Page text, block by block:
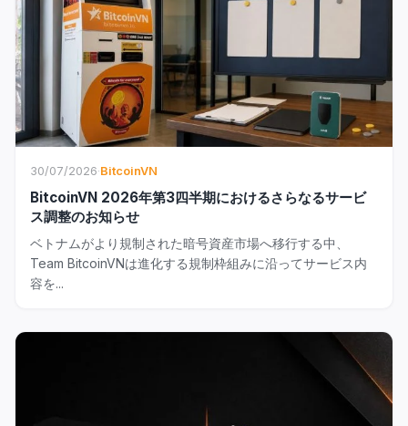
30/07/2026·BitcoinVN
BitcoinVN 2026年第3四半期におけるさらなるサービ
ス調整のお知らせ
ベトナムがより規制された暗号資産市場へ移行する中、
Team BitcoinVNは進化する規制枠組みに沿ってサービス内
容を...